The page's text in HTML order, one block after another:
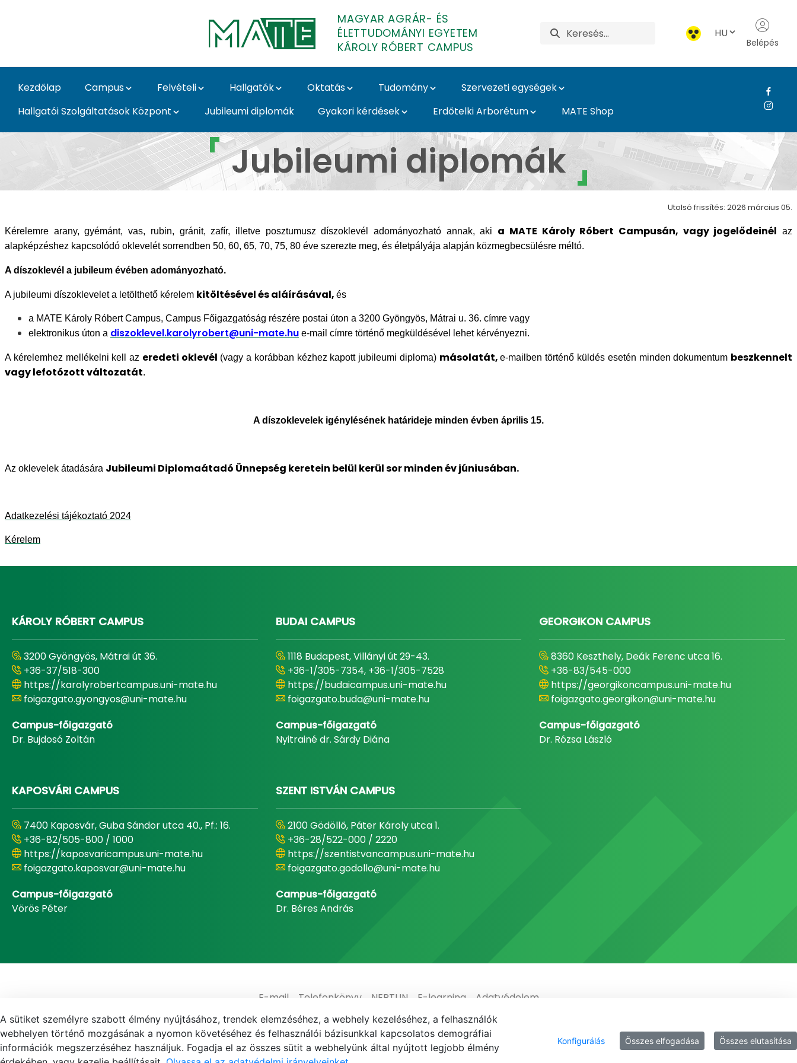
MAGYAR AGRÁR- ÉS
ÉLETTUDOMÁNYI EGYETEM
KÁROLY RÓBERT CAMPUS
HU
Belépés
Kezdőlap Campus Felvételi Hallgatók Oktatás Tudomány
Szervezeti egységek
Hallgatói Szolgáltatások Központ
Jubileumi diplomák Gyakori kérdések Erdőtelki Arborétum MATE Shop
Jubileumi diplomák - Károly Róbert Campus
Jubileumi diplomák
Utolsó frissítés: 2026 március 05.
Kérelemre arany, gyémánt, vas, rubin, gránit, zafír, illetve posztumusz díszoklevél adományozható annak, aki a MATE Károly Róbert Campusán, vagy jogelődeinél az
alapképzéshez kapcsolódó oklevelét sorrendben 50, 60, 65, 70, 75, 80 éve szerezte meg, és életpályája alapján közmegbecsülésre méltó.
A díszoklevél a jubileum évében adományozható.
A jubileumi díszoklevelet a letölthető kérelem kitöltésével és aláírásával, és
a MATE Károly Róbert Campus, Campus Főigazgatóság részére postai úton a 3200 Gyöngyös, Mátrai u. 36. címre vagy
elektronikus úton a diszoklevel.karolyrobert@uni-mate.hu e-mail címre történő megküldésével lehet kérvényezni.
A kérelemhez mellékelni kell az eredeti oklevél (vagy a korábban kézhez kapott jubileumi diploma) másolatát,e-mailben történő küldés esetén minden dokumentum beszkennelt
vagy lefotózott változatát.
A díszoklevelek igénylésének határideje minden évben április 15.
Az oklevelek átadására Jubileumi Diplomaátadó Ünnepség keretein belül kerül sor minden év júniusában.
Adatkezelési tájékoztató 2024
Kérelem
KÁROLY RÓBERT CAMPUS
3200 Gyöngyös, Mátrai út 36.
+36-37/518-300
https://karolyrobertcampus.uni-mate.hu
foigazgato.gyongyos@uni-mate.hu
Campus-főigazgató
Dr. Bujdosó Zoltán
BUDAI CAMPUS
1118 Budapest, Villányi út 29-43.
+36-1/305-7354, +36-1/305-7528
https://budaicampus.uni-mate.hu
foigazgato.buda@uni-mate.hu
Campus-főigazgató
Nyitrainé dr. Sárdy Diána
GEORGIKON CAMPUS
8360 Keszthely, Deák Ferenc utca 16.
+36-83/545-000
https://georgikoncampus.uni-mate.hu
foigazgato.georgikon@uni-mate.hu
Campus-főigazgató
Dr. Rózsa László
KAPOSVÁRI CAMPUS
7400 Kaposvár, Guba Sándor utca 40., Pf.: 16.
+36-82/505-800 / 1000
https://kaposvaricampus.uni-mate.hu
foigazgato.kaposvar@uni-mate.hu
Campus-főigazgató
Vörös Péter
SZENT ISTVÁN CAMPUS
2100 Gödöllő, Páter Károly utca 1.
+36-28/522-000 / 2220
https://szentistvancampus.uni-mate.hu
foigazgato.godollo@uni-mate.hu
Campus-főigazgató
Dr. Béres András
E-mail Telefonkönyv NEPTUN E-learning Adatvédelem
A sütiket személyre szabott élmény nyújtásához, trendek elemzéséhez, a webhely kezeléséhez, a felhasználók
webhelyen történő mozgásának a nyomon követéséhez és felhasználói bázisunkkal kapcsolatos demográfiai
információk megszerzéséhez használjuk. Fogadja el az összes sütit a webhelyünk által nyújtott legjobb élmény
Konfigurálás Összes elfogadása Összes elutasítása